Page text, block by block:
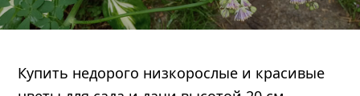
Купить недорого низкорослые и красивые